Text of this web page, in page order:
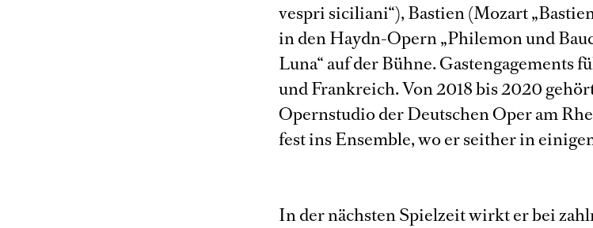
vespri siciliani“), Bastien (Mozart
in den Haydn-Opern „Philemon und
Luna“ auf der Bühne. Gastengagements
und Frankreich. Von 2018 bis 2020
Opernstudio der Deutschen Oper am
fest ins Ensemble, wo er seither in
In der nächsten Spielzeit wirkt er bei